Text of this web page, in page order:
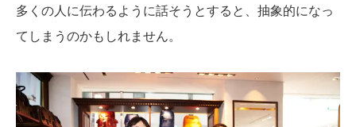
多くの人に伝わるように話そうとすると、抽象的になっ
てしまうのかもしれません。